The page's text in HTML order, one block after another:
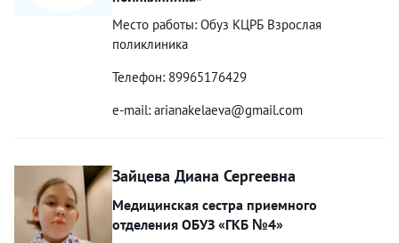
Место работы: Обуз КЦРБ Взрослая
поликлиника
Телефон: 89965176429
e-mail: arianakelaeva@gmail.com
Зайцева Диана Сергеевна
Медицинская сестра приемного
отделения ОБУЗ «ГКБ №4»